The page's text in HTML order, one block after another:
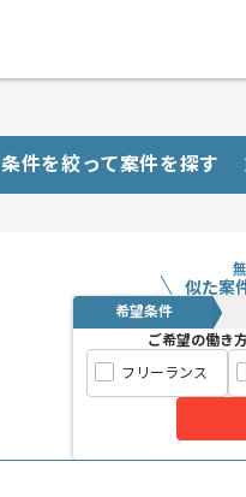
条件を絞って案件を探す
似た案
希望条件
ご希望の働き
フリーランス